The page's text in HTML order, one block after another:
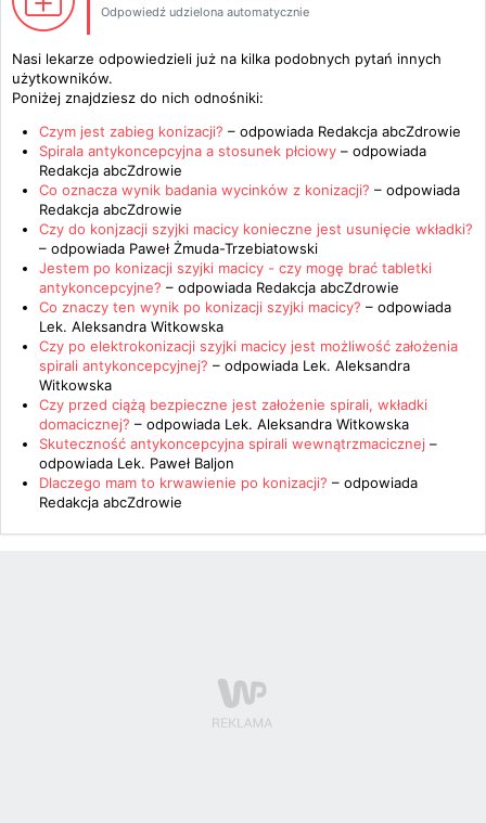
Odpowiedź udzielona automatycznie
Nasi lekarze odpowiedzieli już na kilka podobnych pytań innych
użytkowników.
Poniżej znajdziesz do nich odnośniki:
Czym jest zabieg konizacji? – odpowiada Redakcja abcZdrowie
Spirala antykoncepcyjna a stosunek płciowy – odpowiada
Redakcja abcZdrowie
Co oznacza wynik badania wycinków z konizacji? – odpowiada
Redakcja abcZdrowie
Czy do konjzacji szyjki macicy konieczne jest usunięcie wkładki?
– odpowiada Paweł Żmuda-Trzebiatowski
Jestem po konizacji szyjki macicy - czy mogę brać tabletki
antykoncepcyjne? – odpowiada Redakcja abcZdrowie
Co znaczy ten wynik po konizacji szyjki macicy? – odpowiada
Lek. Aleksandra Witkowska
Czy po elektrokonizacji szyjki macicy jest możliwość założenia
spirali antykoncepcyjnej? – odpowiada Lek. Aleksandra
Witkowska
Czy przed ciążą bezpieczne jest założenie spirali, wkładki
domacicznej? – odpowiada Lek. Aleksandra Witkowska
Skuteczność antykoncepcyjna spirali wewnątrzmacicznej –
odpowiada Lek. Paweł Baljon
Dlaczego mam to krwawienie po konizacji? – odpowiada
Redakcja abcZdrowie